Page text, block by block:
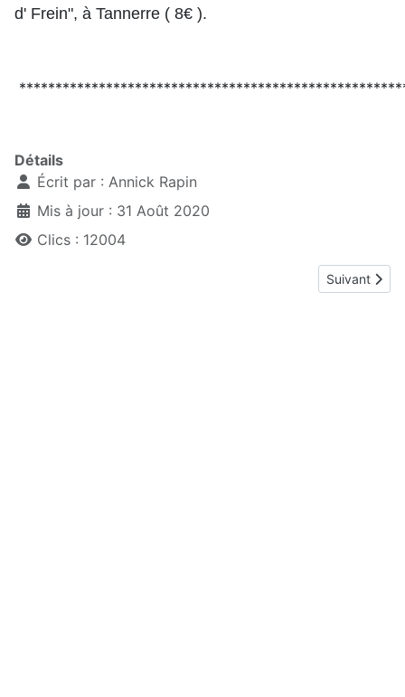
d' Frein", à Tannerre ( 8€ ).
Détails
Écrit par : Annick Rapin
Mis à jour : 31 Août 2020
Clics : 12004
Article
Suivant